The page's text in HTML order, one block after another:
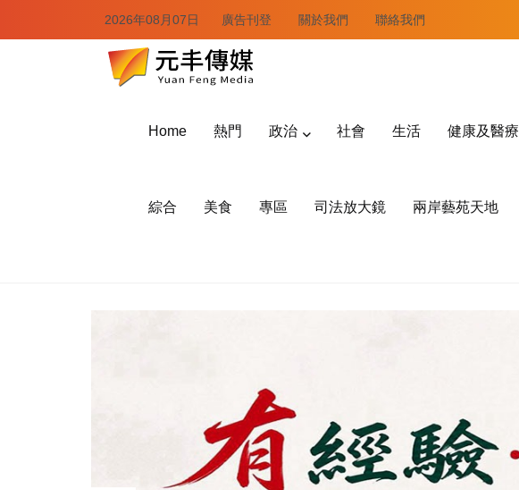
2026年08月07日 廣告刊登 關於我們 聯絡我們
Home 熱門 政治 社會 生活 健康及醫療
綜合 美食 專區 司法放大鏡 兩岸藝苑天地